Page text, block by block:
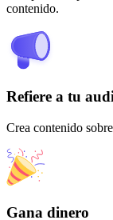
contenido.
Refiere a tu
Crea contenido
Gana dinero